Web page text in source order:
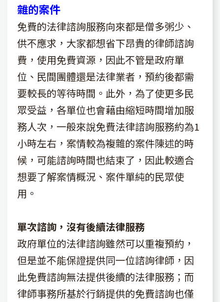
雜的案件
免費的法律諮詢服務向來都是僧多粥少、
供不應求，大家都想省下昂貴的律師諮詢
費，使用免費資源，因此不管是政府單
位、民間團體還是法律業者，預約後都需
要較長的等待時間。此外，為了使更多民
眾受益，各單位也會藉由縮短時間增加服
務人次，一般來說免費法律諮詢服務約為1
小時左右，案情較為複雜的案件陳述的時
候，可能諮詢時間也結束了，因此較適合
想要了解案情概況、案件單純的民眾使
用。
單次諮詢，沒有後續法律服務
政府單位的法律諮詢雖然可以重複預約，
但是並不能保證提供同一位諮詢律師，因
此免費諮詢無法提供後續的法律服務；而
律師事務所基於行銷提供的免費諮詢也僅